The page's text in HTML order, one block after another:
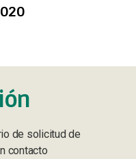
de solicitud de
contacto